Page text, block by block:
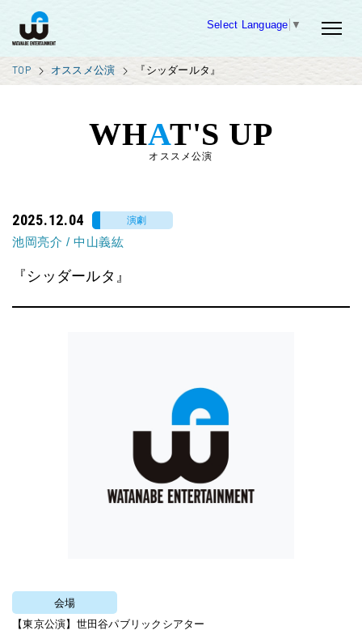
Select Language ▼
TOP オススメ公演 『シッダールタ』
WHAT'S UP
オススメ公演
2025.12.04 演劇
池岡亮介 /中山義紘
『シッダールタ』
会場
【東京公演】世田谷パブリックシアター